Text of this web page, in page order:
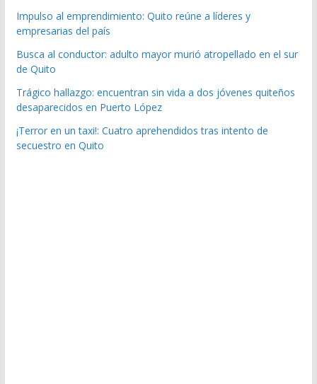
Impulso al emprendimiento: Quito reúne a líderes y
empresarias del país
Busca al conductor: adulto mayor murió atropellado en el sur
de Quito
Trágico hallazgo: encuentran sin vida a dos jóvenes quiteños
desaparecidos en Puerto López
¡Terror en un taxi!: Cuatro aprehendidos tras intento de
secuestro en Quito